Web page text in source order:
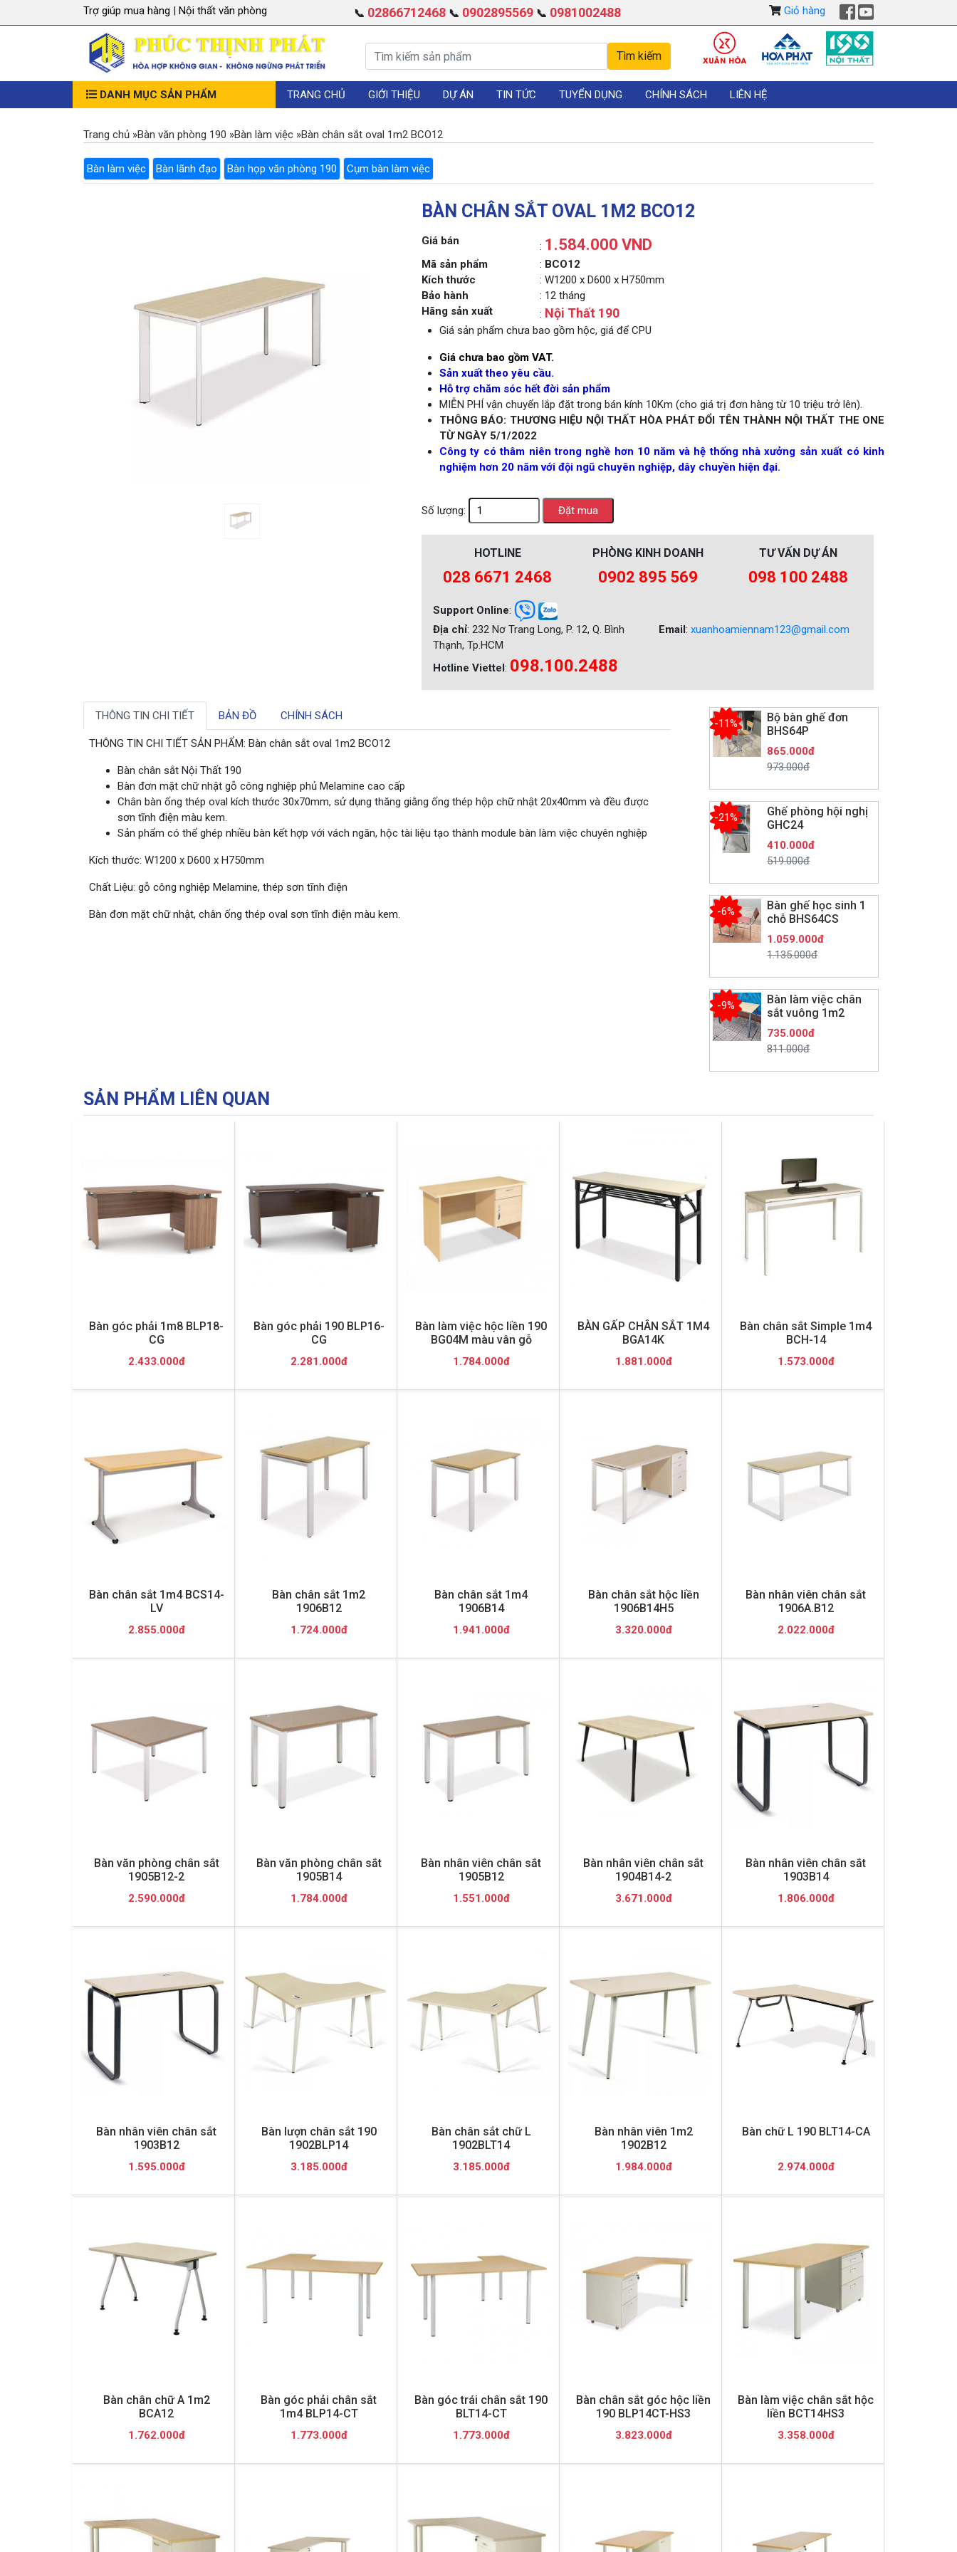
Trợ giúp mua hàng | Nội thất văn phòng 📞 02866712468 📞 0902895569 📞 0981002488 Giỏ hàng
DANH MỤC SẢN PHẨM TRANG CHỦ GIỚI THIỆU DỰ ÁN TIN TỨC TUYỂN DỤNG CHÍNH SÁCH LIÊN HỆ
Trang chủ »Bàn văn phòng 190 »Bàn làm việc »Bàn chân sắt oval 1m2 BCO12
Bàn làm việc Bàn lãnh đạo Bàn họp văn phòng 190 Cụm bàn làm việc
BÀN CHÂN SẮT OVAL 1M2 BCO12
Giá bán : 1.584.000 VND
Mã sản phẩm : BCO12
Kích thước
: W1200 x D600 x H750mm
Bảo hành
: 12 tháng
Hãng sản xuất
: Nội Thất 190
Giá sản phẩm chưa bao gồm hộc, giá để CPU
Giá chưa bao gồm VAT.
Sản xuất theo yêu cầu.
Hỗ trợ chăm sóc hết đời sản phẩm
MIỄN PHÍ vận chuyển lắp đặt trong bán kính 10Km (cho giá trị đơn hàng từ 10 triệu trở lên).
THÔNG BÁO: THƯƠNG HIỆU NỘI THẤT HÒA PHÁT ĐỔI TÊN THÀNH NỘI THẤT THE ONE
TỪ NGÀY 5/1/2022
Công ty có thâm niên trong nghề hơn 10 năm và hệ thống nhà xưởng sản xuất có kinh
nghiệm hơn 20 năm với đội ngũ chuyên nghiệp, dây chuyền hiện đại.
Số lượng:
HOTLINE
028 6671 2468
PHÒNG KINH DOANH
0902 895 569
TƯ VẤN DỰ ÁN
098 100 2488
Support Online:
Địa chỉ: 232 Nơ Trang Long, P. 12, Q. Bình
Thạnh, Tp.HCM
Hotline Viettel: 098.100.2488
Email: xuanhoamiennam123@gmail.com
THÔNG TIN CHI TIẾT BẢN ĐỒ CHÍNH SÁCH
THÔNG TIN CHI TIẾT SẢN PHẨM: Bàn chân sắt oval 1m2 BCO12
Bàn chân sắt Nội Thất 190
Bàn đơn mặt chữ nhật gỗ công nghiệp phủ Melamine cao cấp
Chân bàn ống thép oval kích thước 30x70mm, sử dụng thăng giằng ống thép hộp chữ nhật 20x40mm và đều được
sơn tĩnh điện màu kem.
Sản phẩm có thể ghép nhiều bàn kết hợp với vách ngăn, hộc tài liệu tạo thành module bàn làm việc chuyên nghiệp
Kích thước: W1200 x D600 x H750mm
Chất Liệu: gỗ công nghiệp Melamine, thép sơn tĩnh điện
Bàn đơn mặt chữ nhật, chân ống thép oval sơn tĩnh điện màu kem.
Bộ bàn ghế đơn
BHS64P
-11%
865.000đ
973.000đ
Ghế phòng hội nghị
GHC24
-21%
410.000đ
519.000đ
Bàn ghế học sinh 1
chỗ BHS64CS
-6%
1.059.000đ
1.135.000đ
Bàn làm việc chân
sắt vuông 1m2
-9%
735.000đ
811.000đ
SẢN PHẨM LIÊN QUAN
Bàn góc phải 1m8 BLP18-
CG
2.433.000đ
Bàn góc phải 190 BLP16-
CG
2.281.000đ
Bàn làm việc hộc liền 190
BG04M màu vân gỗ
1.784.000đ
BÀN GẤP CHÂN SẮT 1M4
BGA14K
1.881.000đ
Bàn chân sắt Simple 1m4
BCH-14
1.573.000đ
Bàn chân sắt 1m4 BCS14-
LV
2.855.000đ
Bàn chân sắt 1m2
1906B12
1.724.000đ
Bàn chân sắt 1m4
1906B14
1.941.000đ
Bàn chân sắt hộc liền
1906B14H5
3.320.000đ
Bàn nhân viên chân sắt
1906A.B12
2.022.000đ
Bàn văn phòng chân sắt
1905B12-2
2.590.000đ
Bàn văn phòng chân sắt
1905B14
1.784.000đ
Bàn nhân viên chân sắt
1905B12
1.551.000đ
Bàn nhân viên chân sắt
1904B14-2
3.671.000đ
Bàn nhân viên chân sắt
1903B14
1.806.000đ
Bàn nhân viên chân sắt
1903B12
1.595.000đ
Bàn lượn chân sắt 190
1902BLP14
3.185.000đ
Bàn chân sắt chữ L
1902BLT14
3.185.000đ
Bàn nhân viên 1m2
1902B12
1.984.000đ
Bàn chữ L 190 BLT14-CA
2.974.000đ
Bàn chân chữ A 1m2
BCA12
1.762.000đ
Bàn góc phải chân sắt
1m4 BLP14-CT
1.773.000đ
Bàn góc trái chân sắt 190
BLT14-CT
1.773.000đ
Bàn chân sắt góc hộc liền
190 BLP14CT-HS3
3.823.000đ
Bàn làm việc chân sắt hộc
liền BCT14HS3
3.358.000đ